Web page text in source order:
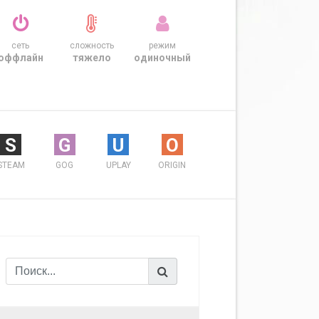
сеть сложность
тяжело
режим
одиночный
S G
GOG
U
UPLAY
O
ORIGIN